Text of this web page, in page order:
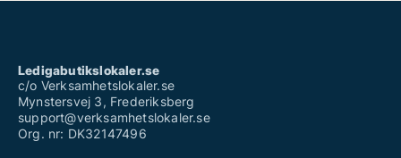
Ledigabutikslokaler.se
c/o Verksamhetslokaler.se
Mynstersvej 3, Frederiksberg
support@verksamhetslokaler.se
Org. nr: DK32147496